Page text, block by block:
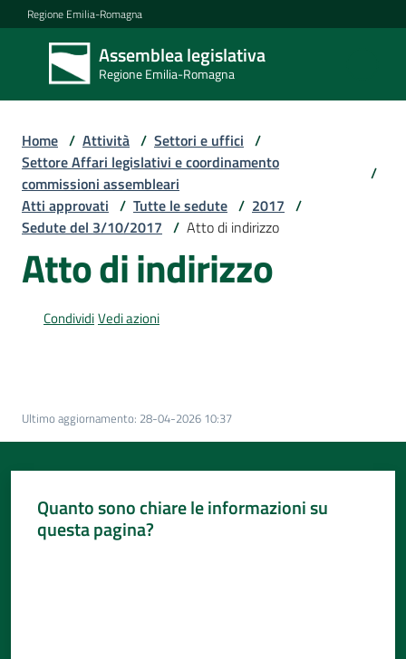
Vai al contenuto
Vai alla navigazione
Vai al footer
Regione Emilia-Romagna
Assemblea legislativa
Regione Emilia-Romagna
Assemblea
legislativa
Regione Emilia-
Assemblea
Attività
Per
Per
cittadini
Home / Attività / Settori e uffici /
Settore Affari legislativi e coordinamento
commissioni assembleari
/
Atti approvati / Tutte le sedute / 2017 /
Sedute del 3/10/2017 / Atto di indirizzo
Atto di indirizzo
CondividiVedi azioni
Ultimo aggiornamento: 28-04-2026 10:37
Quanto sono chiare le informazioni su
questa pagina?